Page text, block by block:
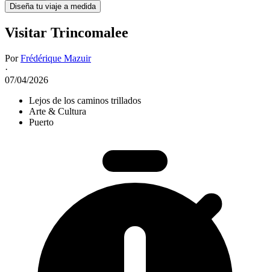
Diseña tu viaje a medida
Visitar Trincomalee
PorFrédérique Mazuir
·
07/04/2026
Lejos de los caminos trillados
Arte & Cultura
Puerto